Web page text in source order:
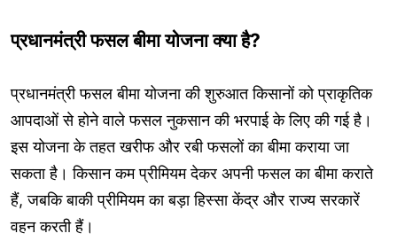
प्रधानमंत्री फसल बीमा योजना क्या है?
प्रधानमंत्री फसल बीमा योजना की शुरुआत किसानों को प्राकृतिक
आपदाओं से होने वाले फसल नुकसान की भरपाई के लिए की गई है।
इस योजना के तहत खरीफ और रबी फसलों का बीमा कराया जा
सकता है। किसान कम प्रीमियम देकर अपनी फसल का बीमा कराते
हैं, जबकि बाकी प्रीमियम का बड़ा हिस्सा केंद्र और राज्य सरकारें
वहन करती हैं।